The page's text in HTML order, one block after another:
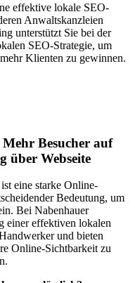
effektive lokale SEO-
Anwaltskanzleien
unterstützt Sie bei der
SEO-Strategie, um
Klienten zu gewinnen.
Besucher auf
über Webseite
eine starke Online-
Bedeutung, um
Bei Nabenhauer
einer effektiven lokalen
und bieten
Online-Sichtbarkeit zu